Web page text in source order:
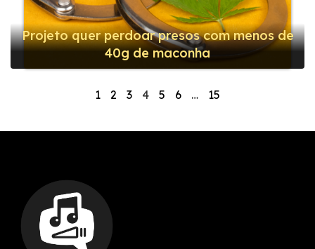
Projeto quer perdoar presos com menos de
40g de maconha
1 2 3 4 5 6 … 15